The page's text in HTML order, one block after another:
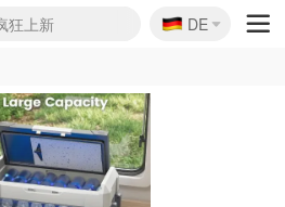
！
狂上新
大促
随时失效
家85折
额外叠85折
！每日更新
5折起+叠9折
€192
🇩🇪
DE